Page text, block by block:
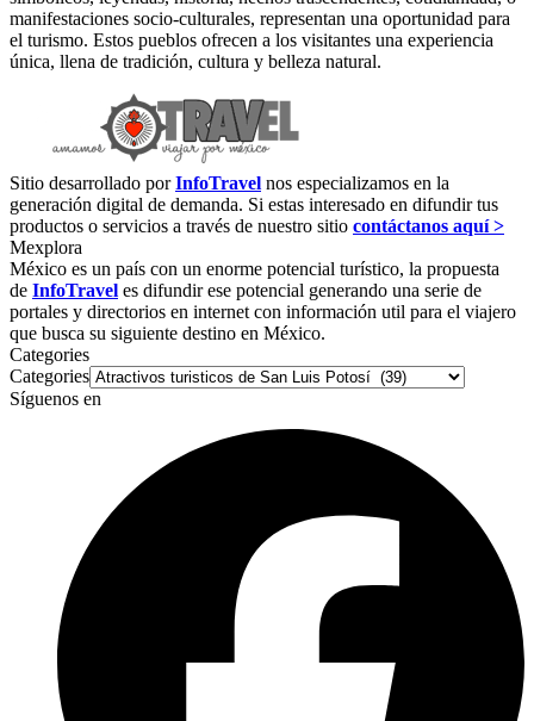
manifestaciones socio-culturales, representan una oportunidad para
el turismo. Estos pueblos ofrecen a los visitantes una experiencia
única, llena de tradición, cultura y belleza natural.
Sitio desarrollado porInfoTravel nos especializamos en la
generación digital de demanda. Si estas interesado en difundir tus
productos o servicios a través de nuestro sitio contáctanos aquí >
Mexplora
México es un país con un enorme potencial turístico, la propuesta
de InfoTravel es difundir ese potencial generando una serie de
portales y directorios en internet con información util para el viajero
que busca su siguiente destino en México.
Categories
Categories
Síguenos en